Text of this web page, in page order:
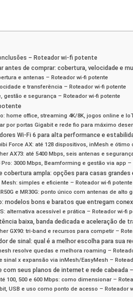
– Roteador wi-fi potente
antes de comprar: cobertura, velocidade
e antenas – Roteador wi-fi potente
e transferência – Roteador wi-fi potente
gestão e segurança – Roteador wi-fi potente
home office, streaming 4K/8K, jogos online e
por portas Gigabit e rede fio para máximo
Wi‑Fi 6 para alta performance e
Force AX: até 128 dispositivos, inMesh e
AX73: até 5400 Mbps, seis antenas e
Pro: 3000 Mbps, Beamforming e gestão via app
cobertura ampla: opções para casas
Mesh: simples e eficiente – Roteador wi-fi potente
e MR30G: ponto único com antenas de alto
modelos bons e baratos que entregam
alternativa acessível e prática – Roteador wi-fi
baixa, banda dedicada e aceleração
GX90: tri‑band e recursos para competir –
de sinal: qual é a melhor escolha para sua
resolve quedas e melhora roaming –
sinal x expansão via inMesh/EasyMesh –
com seus planos de internet e rede cabeada
100, 500 e 600 Mbps: como dimensionar –
USB e uso como ponto de acesso – Roteador